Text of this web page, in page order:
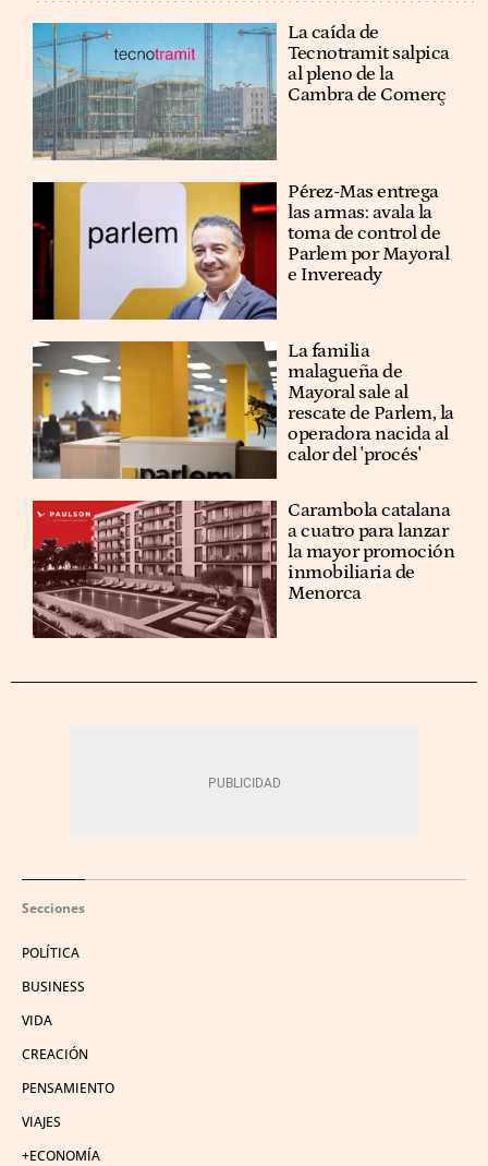
La caída de
Tecnotramit salpica
al pleno de la
Cambra de Comerç
Pérez-Mas entrega
las armas: avala la
toma de control de
Parlem por Mayoral
e Inveready
La familia
malagueña de
Mayoral sale al
rescate de Parlem, la
operadora nacida al
calor del 'procés'
Carambola catalana
a cuatro para lanzar
la mayor promoción
inmobiliaria de
Menorca
Secciones
POLÍTICA
BUSINESS
VIDA
CREACIÓN
PENSAMIENTO
VIAJES
+ECONOMÍA